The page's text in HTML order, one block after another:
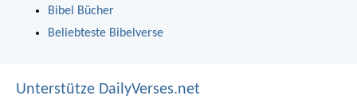
Bibel Bücher
Beliebteste Bibelverse
Unterstütze DailyVerses.net